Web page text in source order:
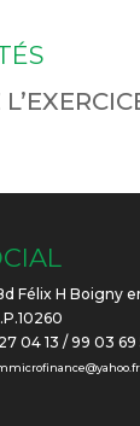
Félix H Boigny
04 13 / 99 03 69